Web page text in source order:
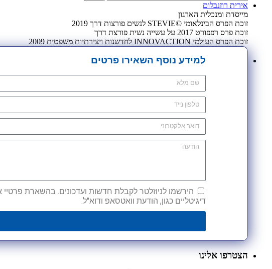
אירית רוזנבלום
מייסדת ומנכלית הארגון
זוכת הפרס הבינלאומי ©STEVIE לנשים פורצות דרך 2019
זוכת פרס רפפורט 2017 על עשייה נשית פורצת דרך
זוכת הפרס העולמי INNOVACTION לחדשנות ויצירתיות משפטית 2009
למידע נוסף השאירו פרטים
הירשמו לניוזלטר לקבלת חדשות ועדכונים. בהשארת פרטיי
דיגיטליים כגון, הודעת וואטסאפ ודוא"ל.
הצטרפו אלינו